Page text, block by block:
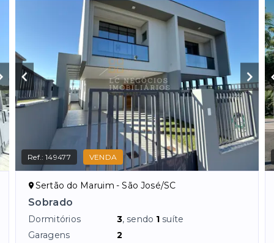
Ref.:149477 VENDA
Sertão do Maruim - São José/SC
Sobrado
Dormitórios 3, sendo 1 suíte
Garagens
2